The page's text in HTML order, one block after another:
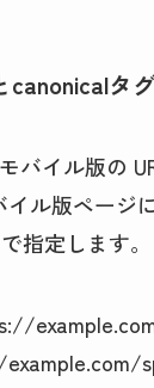
タ
バイル版の
ル版ページ
指定します。